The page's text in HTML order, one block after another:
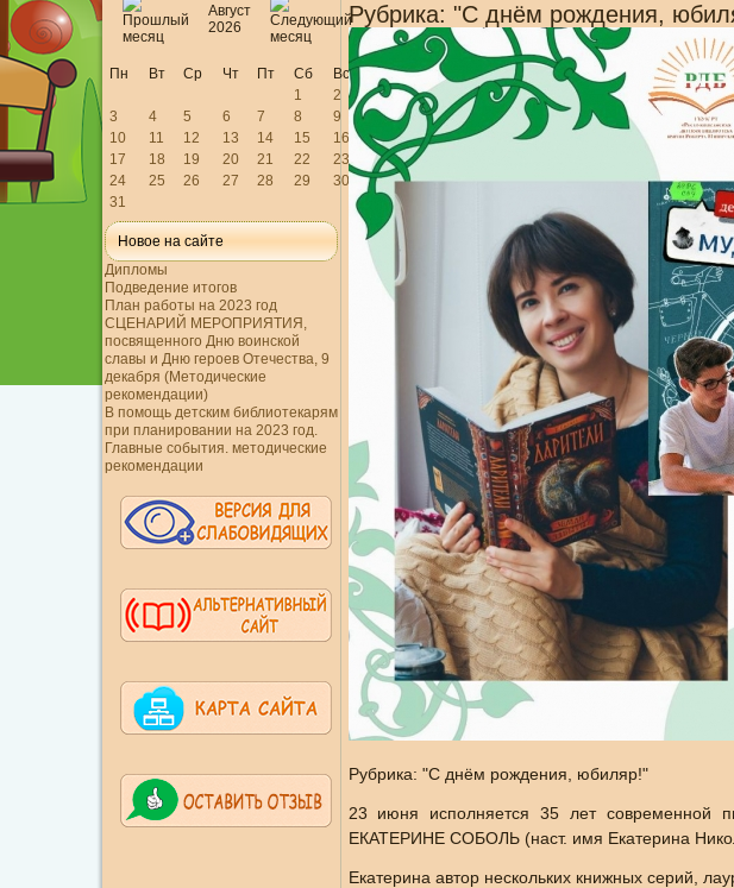
Август
2026
Пн Вт Ср Чт Пт Сб
Вс
1
2
3
4 5 6 7 8
9
10
11 12 13 14 15
16
17
18 19 20 21 22
23
24
25 26 27 28 29
30
31
Новое на сайте
Дипломы
Подведение итогов
План работы на 2023 год
СЦЕНАРИЙ МЕРОПРИЯТИЯ,
посвященного Дню воинской
славы и Дню героев Отечества, 9
декабря (Методические
рекомендации)
В помощь детским библиотекарям
при планировании на 2023 год.
Главные события. методические
рекомендации
Рубрика: "С днём рождения,
Рубрика: "С днём рождения, юбиляр!"
23 июня исполняется 35 лет современной
ЕКАТЕРИНЕ СОБОЛЬ (наст. имя Екатерина
Екатерина автор нескольких книжных серий,